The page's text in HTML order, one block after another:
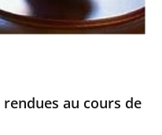
au cours de